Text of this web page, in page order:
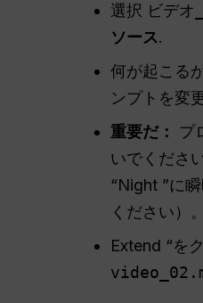
選択 ビデオ
ソース.
何が起こる
ンプトを変
重要だ：
プ
いでくださ
“Night ”に
ください）
Extend “を